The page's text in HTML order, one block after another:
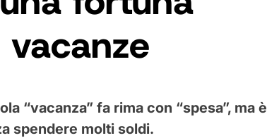
“vacanza” fa rima con “spesa”, ma è
spendere molti soldi.